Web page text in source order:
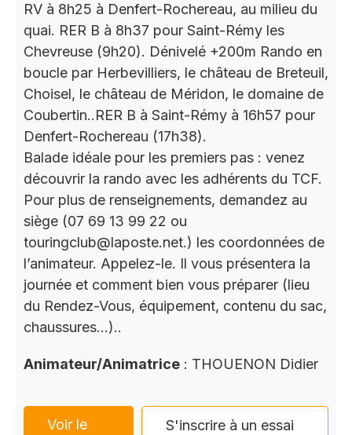
RV à 8h25 à Denfert-Rochereau, au milieu du
quai. RER B à 8h37 pour Saint-Rémy les
Chevreuse (9h20). Dénivelé +200m Rando en
boucle par Herbevilliers, le château de Breteuil,
Choisel, le château de Méridon, le domaine de
Coubertin..RER B à Saint-Rémy à 16h57 pour
Denfert-Rochereau (17h38).
Balade idéale pour les premiers pas : venez
découvrir la rando avec les adhérents du TCF.
Pour plus de renseignements, demandez au
siège (07 69 13 99 22 ou
touringclub@laposte.net.) les coordonnées de
l’animateur. Appelez-le. Il vous présentera la
journée et comment bien vous préparer (lieu
du Rendez-Vous, équipement, contenu du sac,
chaussures…)..
Animateur/Animatrice : THOUENON Didier
Voir le
S'inscrire à un essai